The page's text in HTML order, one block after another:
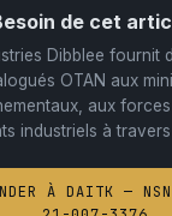
de cet
Dibblee fournit
OTAN aux
aux
industriels à
À DAITK —